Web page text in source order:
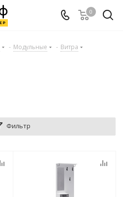
0
- Модульные - Витра
Фильтр